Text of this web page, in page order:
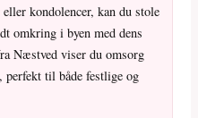
kondolencer, kan du stole
omkring i byen med dens
Næstved viser du omsorg
til både festlige og